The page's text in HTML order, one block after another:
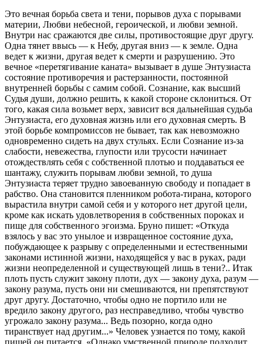
Это вечная борьба света и тени, порывов духа с порывами
материи, Любви небесной, героической, и любви земной.
Внутри нас сражаются две силы, противостоящие друг другу.
Одна тянет ввысь — к Небу, другая вниз — к земле. Одна
ведет к жизни, другая ведет к смерти и разрушению. Это
вечное «перетягивание каната» вызывает в душе Энтузиаста
состояние противоречия и растерзанности, постоянной
внутренней борьбы с самим собой. Сознание, как высший
Судья души, должно решить, к какой стороне склониться. От
того, какая сила возьмет верх, зависит вся дальнейшая судьба
Энтузиаста, его духовная жизнь или его духовная смерть. В
этой борьбе компромиссов не бывает, так как невозможно
одновременно сидеть на двух стульях. Если Сознание из-за
слабости, невежества, глупости или трусости начинает
отождествлять себя с собственной плотью и поддаваться ее
шантажу, служить порывам любви земной, то душа
Энтузиаста теряет трудно завоеванную свободу и попадает в
рабство. Она становится пленником робота-тирана, которого
вырастила внутри самой себя и у которого нет другой цели,
кроме как искать удовлетворения в собственных пороках и
пище для собственного эгоизма. Бруно пишет: «Откуда
взялось у вас это унылое и извращенное состояние духа,
побуждающее к разрыву с определенными и естественными
законами истинной жизни, находящейся у вас в руках, ради
жизни неопределенной и существующей лишь в тени?.. Итак
плоть пусть служит закону плоти, дух — закону духа, разум —
закону разума, пусть они ни смешиваются, ни препятствуют
друг другу. Достаточно, чтобы одно не портило или не
вредило закону другого, раз несправедливо, чтобы чувство
угрожало закону разума... Ведь позорно, когда одно
тиранствует над другим...» Человек узнается по тому, какой